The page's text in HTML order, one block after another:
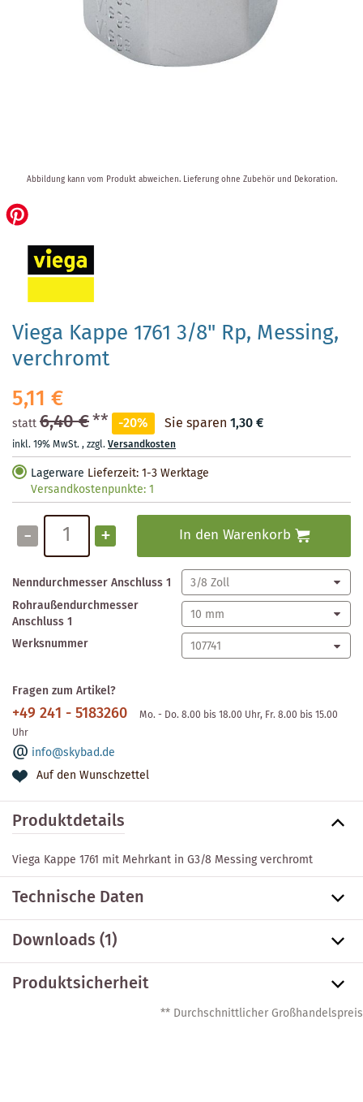
Viega Kappe 1761 3/8" Rp, Messing,
verchromt
5,11 €
statt6,40 €** -20% Sie sparen 1,30 €
inkl. 19% MwSt.,zzgl.Versandkosten
Lagerware Lieferzeit: 1-3 Werktage
Versandkostenpunkte:1
- + In den Warenkorb
Nenndurchmesser Anschluss 1
Rohraußendurchmesser
Anschluss 1
Werksnummer
Fragen zum Artikel?
+49 241 - 5183260
Mo. - Do. 8.00 bis 18.00 Uhr, Fr. 8.00 bis 15.00
Uhr
info@skybad.de
Auf den Wunschzettel
Anfang
der
Bildergalerie
Abbildung kann vom Produkt abweichen. Lieferung ohne Zubehör und Dekoration.
Produktdetails
Viega Kappe 1761 mit Mehrkant in G3/8 Messing verchromt
Technische Daten
Downloads (1)
Produktsicherheit
** Durchschnittlicher Großhandelspreis